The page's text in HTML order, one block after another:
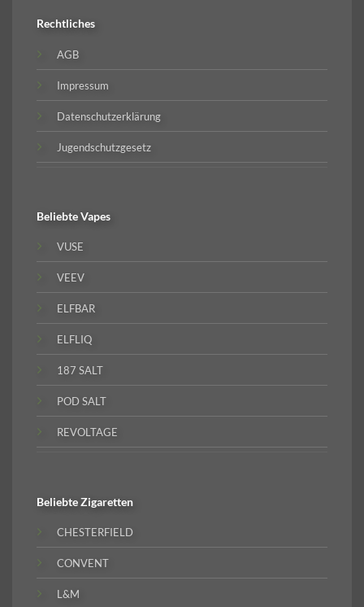
Rechtliches
AGB
Impressum
Datenschutzerklärung
Jugendschutzgesetz
BeliebteVapes
VUSE
VEEV
ELFBAR
ELFLIQ
187 SALT
POD SALT
REVOLTAGE
BeliebteZigaretten
CHESTERFIELD
CONVENT
L&M